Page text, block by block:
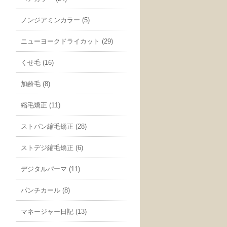
ノンジアミンカラー (5)
ニューヨークドライカット (29)
くせ毛 (16)
加齢毛 (8)
縮毛矯正 (11)
ストパン縮毛矯正 (28)
ストデジ縮毛矯正 (6)
デジタルパーマ (11)
パンチカール (8)
マネージャー日記 (13)